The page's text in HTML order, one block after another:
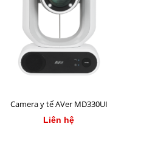
Camera y tế AVer MD330UI
Liên hệ